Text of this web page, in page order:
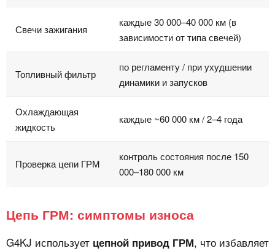
Свечи зажигания
каждые 30 000–40 000 км (в
зависимости от типа свечей)
Топливный фильтр
по регламенту / при ухудшении
динамики и запусков
Охлаждающая
жидкость
каждые ~60 000 км / 2–4 года
Проверка цепи ГРМ
контроль состояния после 150
000–180 000 км
Цепь ГРМ: симптомы износа
G4KJ использует цепной привод ГРМ, что избавляет